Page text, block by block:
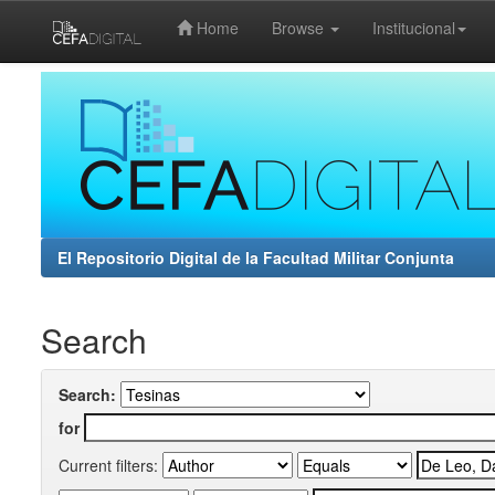
Home Browse Institucional
El Repositorio Digital de la Facultad Militar Conjunta
Search
Search:
for
Current filters: